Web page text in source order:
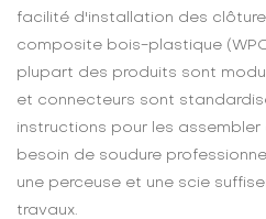
facilité d'installation des
composite bois-plastique
plupart des produits sont
et connecteurs sont
instructions pour les assembler
besoin de soudure
une perceuse et une scie
travaux.